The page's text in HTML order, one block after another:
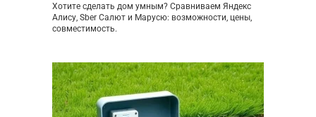
Хотите сделать дом умным? Сравниваем Яндекс
Алису, Sber Салют и Марусю: возможности, цены,
совместимость.